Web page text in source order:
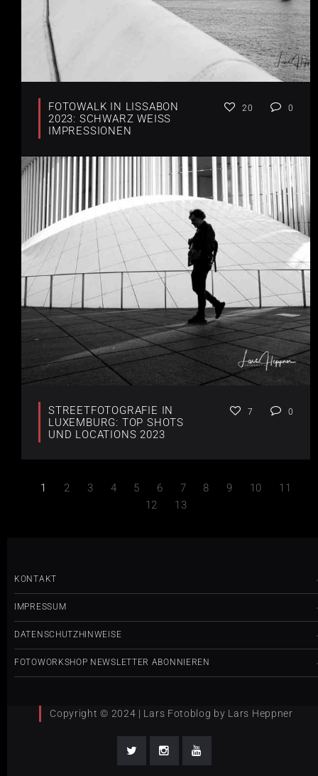
FOTOWALK IN LISSABON
2023: SCHWARZ WEISS I
MPRESSIONEN
20 0
STREETFOTOGRAFIE IN
LUXEMBURG: TOP SHOTS
UND LOCATIONS 2023
7 0
1 2 3 4 5 6 7 8 9 10
11
12
13
KONTAKT
IMPRESSUM
DATENSCHUTZHINWEISE
FOTOWORKSHOP NEWSLETTER ABONNIEREN
Copyright © 2024 | Lars Fotoblog by Lars Heppner